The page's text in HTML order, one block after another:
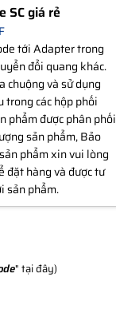
SC giá rẻ
tới Adapter trong
đổi quang khác.
chuộng và sử dụng
các hộp phối
phẩm được phân phối
sản phẩm, Bảo
phẩm xin vui lòng
hàng và được tư
sản phẩm.
" tại đây)